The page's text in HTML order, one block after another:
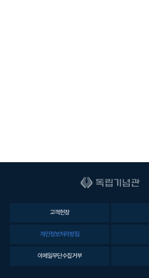
고객헌장
개인정보처리방침
이메일무단수집거부